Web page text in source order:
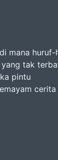
mana huruf-
tak
pintu
cerita